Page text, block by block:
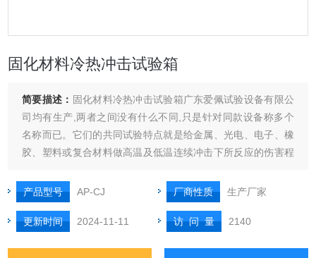
固化材料冷热冲击试验箱
简要描述： 固化材料冷热冲击试验箱广东爱佩试验设备有限公
司均有生产,两者之间没有什么不同,只是针对同款设备称多个
名称而已。它们的共同试验特点就是给金属、光电、电子、橡
胶、塑料或复合材料做高温及低温连续冲击下所反应的伤害程
产品型号
AP-CJ 厂商性质 生产厂家
更新时间 2024-11-11 访 问 量 2140